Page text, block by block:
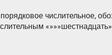
числительное,